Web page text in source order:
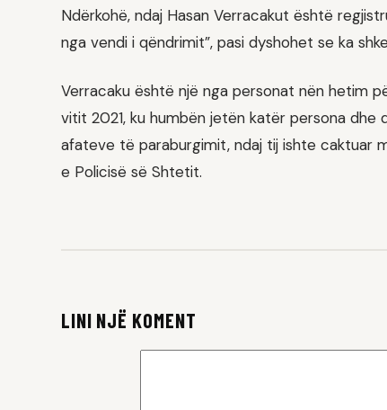
Ndërkohë, ndaj Hasan Verracakut është
nga vendi i qëndrimit”, pasi dyshohet se ka
Verracaku është një nga personat nën hetim
vitit 2021, ku humbën jetën katër persona
afateve të paraburgimit, ndaj tij ishte caktuar
e Policisë së Shtetit.
LINI NJË KOMENT